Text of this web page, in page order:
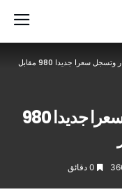
الليرة السورية تنهار وتسجل سعرا جديدا 980 مقابل
الليرة السورية تنهار وتسجل سعرا جديدا 980
0 ‫دقائق‬